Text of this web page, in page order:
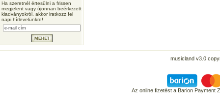
Ha szeretnél értesülni a frissen
megjelent vagy újonnan beérkezett
kiadványokról, akkor iratkozz fel
napi hírlevelünkre!
musicland v3.0
Az online fizetést a Barion Payment